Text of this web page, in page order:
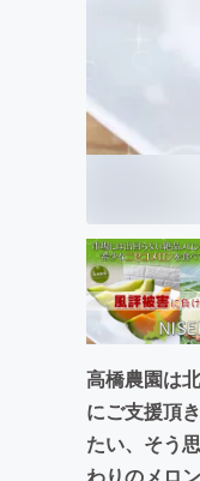
高橋農園は
にご支援頂
たい、そう
わりのメロ